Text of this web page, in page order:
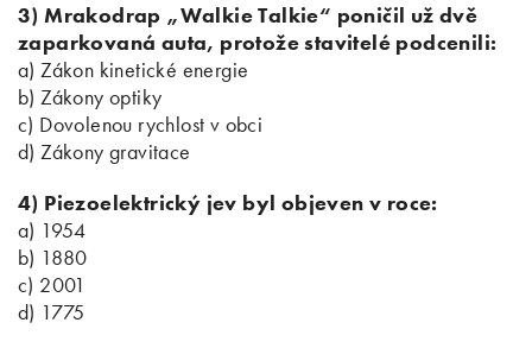
3) Mrakodrap „Walkie Talkie“ poničil už dvě
zaparkovaná auta, protože stavitelé podcenili:
a) Zákon kinetické energie
b) Zákony optiky
c) Dovolenou rychlost v obci
d) Zákony gravitace
4) Piezoelektrický jev byl objeven v roce:
a) 1954
b) 1880
c) 2001
d) 1775